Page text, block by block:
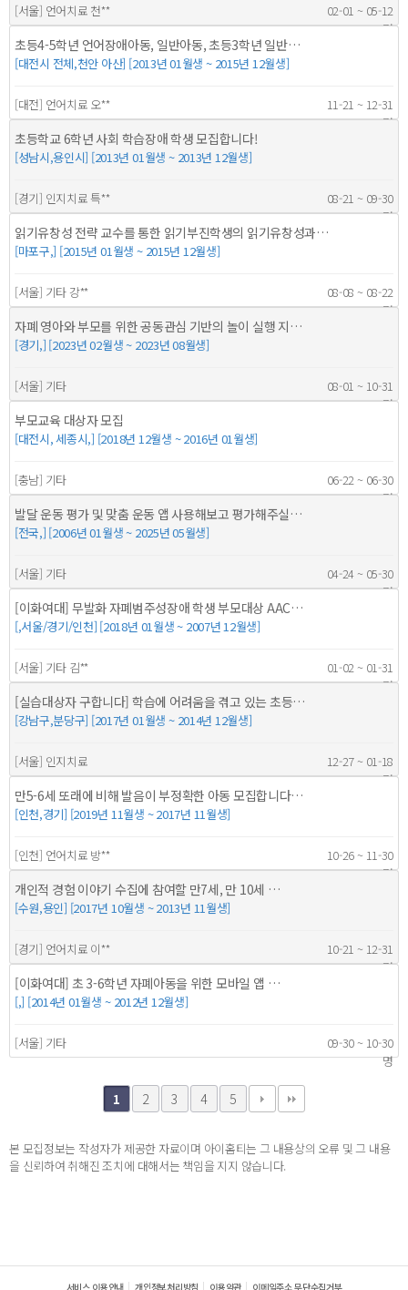
[서울] 언어치료 천**
02-01 ~ 05-12
40명
초등4-5학년 언어장애아동, 일반아동, 초등3학년 일반…
[대전시 전체,천안 아산] [2013년 01월생 ~ 2015년 12월생]
[대전] 언어치료 오**
11-21 ~ 12-31
60명
초등학교 6학년 사회 학습장애 학생 모집합니다!
[성남시,용인시] [2013년 01월생 ~ 2013년 12월생]
[경기] 인지치료 특**
08-21 ~ 09-30
3명
읽기유창성 전략 교수를 통한 읽기부진학생의 읽기유창성과…
[마포구,] [2015년 01월생 ~ 2015년 12월생]
[서울] 기타 강**
08-08 ~ 08-22
2명
자폐 영아와 부모를 위한 공동관심 기반의 놀이 실행 지…
[경기,] [2023년 02월생 ~ 2023년 08월생]
[서울] 기타
08-01 ~ 10-31
3명
부모교육 대상자 모집
[대전시, 세종시,] [2018년 12월생 ~ 2016년 01월생]
[충남] 기타
06-22 ~ 06-30
5명
발달 운동 평가 및 맞춤 운동 앱 사용해보고 평가해주실…
[전국,] [2006년 01월생 ~ 2025년 05월생]
[서울] 기타
04-24 ~ 05-30
100명
[이화여대] 무발화 자폐범주성장애 학생 부모대상 AAC…
[,서울/경기/인천] [2018년 01월생 ~ 2007년 12월생]
[서울] 기타 김**
01-02 ~ 01-31
3명
[실습대상자 구합니다] 학습에 어려움을 겪고 있는 초등…
[강남구,분당구] [2017년 01월생 ~ 2014년 12월생]
[서울] 인지치료
12-27 ~ 01-18
1명
만5-6세 또래에 비해 발음이 부정확한 아동 모집합니다…
[인천,경기] [2019년 11월생 ~ 2017년 11월생]
[인천] 언어치료 방**
10-26 ~ 11-30
20명
개인적 경험 이야기 수집에 참여할 만7세, 만 10세 …
[수원,용인] [2017년 10월생 ~ 2013년 11월생]
[경기] 언어치료 이**
10-21 ~ 12-31
9명
[이화여대] 초 3-6학년 자폐아동을 위한 모바일 앱 …
[,] [2014년 01월생 ~ 2012년 12월생]
[서울] 기타
09-30 ~ 10-30
명
1 2 3 4 5
본 모집정보는 작성자가 제공한 자료이며 아이홈티는 그 내용상의 오류 및 그 내용
을 신뢰하여 취해진 조치에 대해서는 책임을 지지 않습니다.
서비스 이용안내 개인정보처리방침 이용약관 이메일주소 무단수집거부